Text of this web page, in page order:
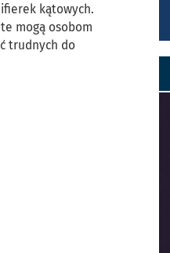
kątowych.
mogą osobom
trudnych do